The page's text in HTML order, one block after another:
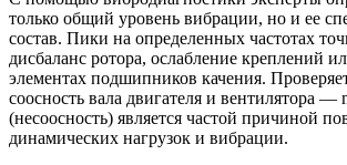
только общий уровень вибрации, но и ее
состав. Пики на определенных частотах
дисбаланс ротора, ослабление креплений
элементах подшипников качения.
соосность вала двигателя и вентилятора —
(несоосность) является частой причиной
динамических нагрузок и вибрации.